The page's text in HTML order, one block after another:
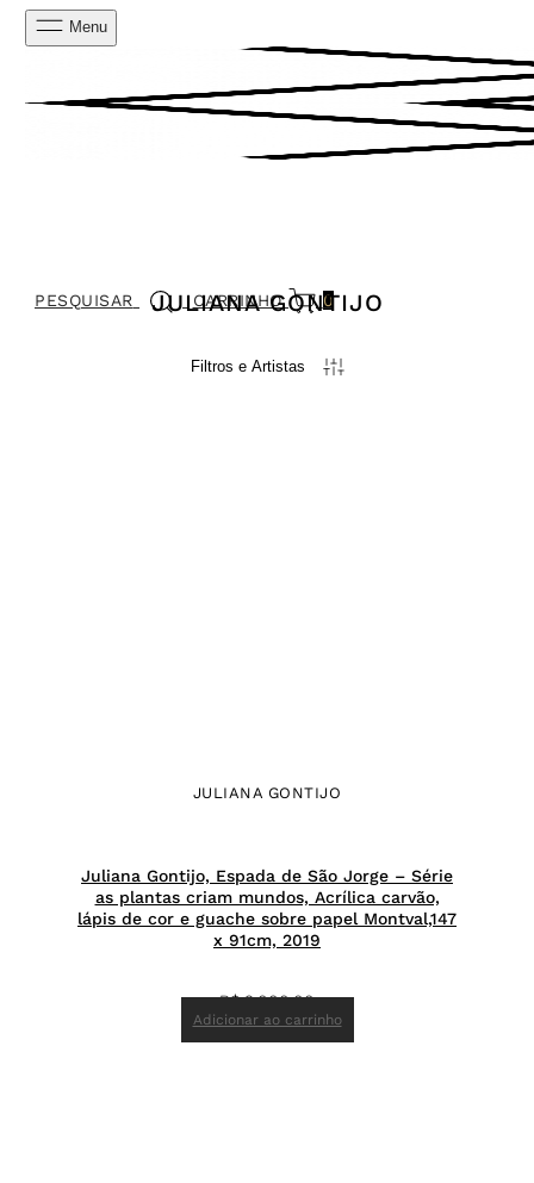
Menu
PESQUISAR CARRINHO 0
JULIANA GONTIJO
Filtros e Artistas
JULIANA GONTIJO
Juliana Gontijo, Espada de São Jorge – Série
as plantas criam mundos, Acrílica carvão,
lápis de cor e guache sobre papel Montval,147
x 91cm, 2019
R$9.000,00
Adicionar ao carrinho